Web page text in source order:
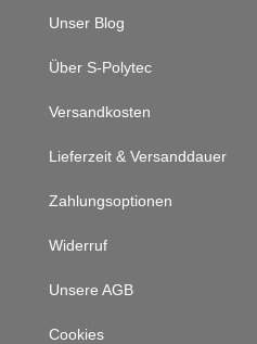
Unser Blog
Über S-Polytec
Versandkosten
Lieferzeit & Versanddauer
Zahlungsoptionen
Widerruf
Unsere AGB
Cookies